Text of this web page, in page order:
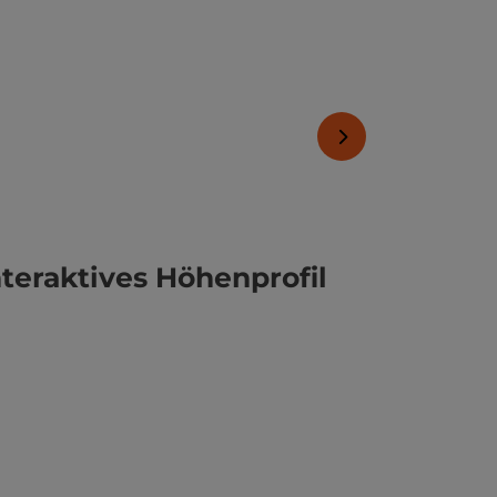
nächstes Element
Höhenprofil